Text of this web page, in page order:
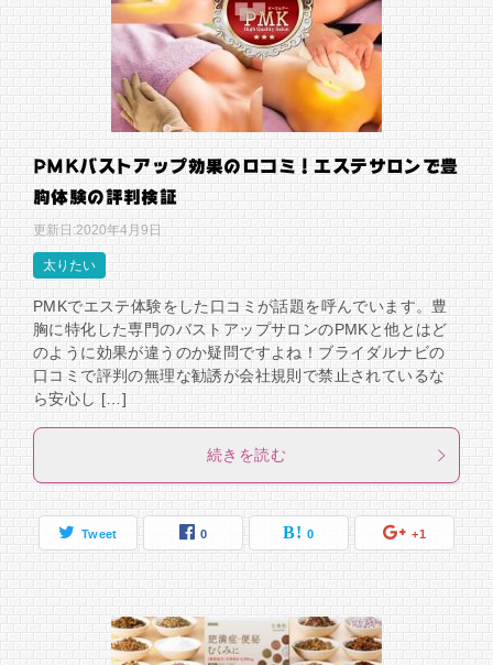
PMKバストアップ効果の口コミ！エステサロンで豊
胸体験の評判検証
更新日:2020年4月9日
太りたい
PMKでエステ体験をした口コミが話題を呼んでいます。豊
胸に特化した専門のバストアップサロンのPMKと他とはど
のように効果が違うのか疑問ですよね！ブライダルナビの
口コミで評判の無理な勧誘が会社規則で禁止されているな
ら安心し […]
続きを読む
Tweet 0 0 +1